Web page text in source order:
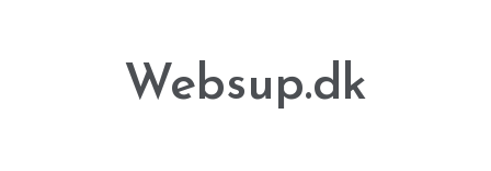
Websup.dk